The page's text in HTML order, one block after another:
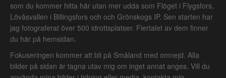
som du kommer hitta här utan mer udda som Flöget i Flygsfors,
Lövåsvallen i Billingsfors och och Grönskogs IP. Sen starten har
jag fotograferat över 500 idrottsplatser. Flertalet av dem finner
du här på hemsidan.
Fokuseringen kommer att bli på Småland med omnejd. Alla
bilder på sidan är tagna utav mig om inget annat anges. Vill du